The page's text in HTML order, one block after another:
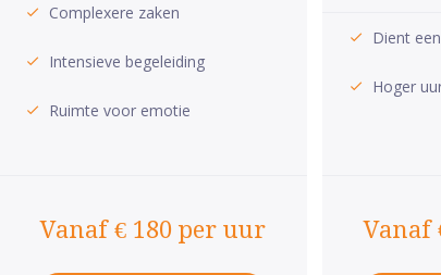
Complexere zaken
Intensieve begeleiding
Ruimte voor emotie
Vanaf € 180 per uur
Dient
Hoger
Vanaf